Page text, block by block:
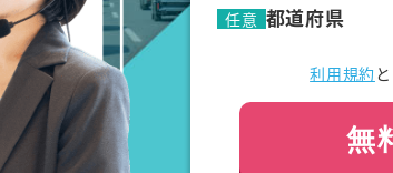
任意 都道府県
利用規約 と
無